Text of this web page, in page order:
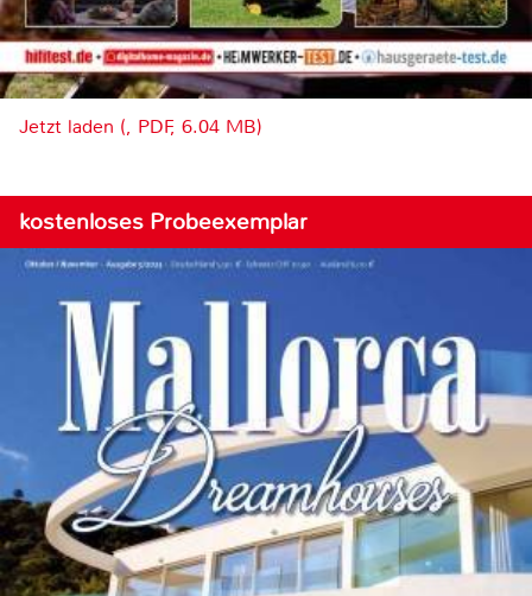
Jetzt laden (, PDF, 6.04 MB)
kostenloses Probeexemplar